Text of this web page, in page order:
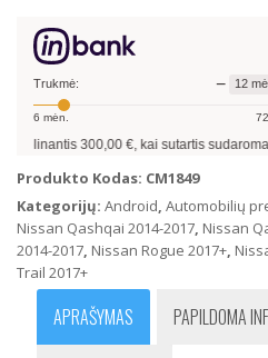
Qashqai
Rogue
2014-
2020
navigacija
Android
13
2Gb
Ram
Trukmė: − 12
6 mėn. 72
300,00€, kai sutartis sudaroma12
Produkto Kodas: CM1849
Kategorijų: Android, Automobilių
Nissan Qashqai 2014-2017, Nissan
2014-2017, Nissan Rogue 2017+,
Trail 2017+
APRAŠYMAS PAPILDOMA